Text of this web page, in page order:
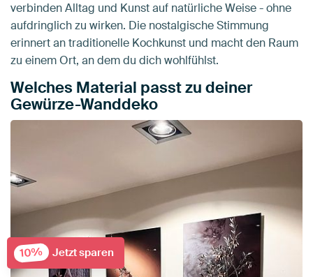
verbinden Alltag und Kunst auf natürliche Weise - ohne
aufdringlich zu wirken. Die nostalgische Stimmung
erinnert an traditionelle Kochkunst und macht den Raum
zu einem Ort, an dem du dich wohlfühlst.
Welches Material passt zu deiner
Gewürze-Wanddeko
10% Jetzt sparen